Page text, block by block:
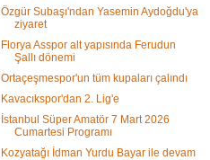
Özgür Subaşı'ndan Yasemin Aydoğdu'ya
ziyaret
Florya Asspor alt yapısında Ferudun
Şallı dönemi
Ortaçeşmespor'un tüm kupaları çalındı
Kavacıkspor'dan 2. Lig'e
İstanbul Süper Amatör 7 Mart 2026
Cumartesi Programı
Kozyatağı İdman Yurdu Bayar ile devam